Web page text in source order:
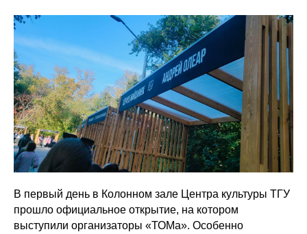
В первый день в Колонном зале Центра культуры ТГУ
прошло официальное открытие, на котором
выступили организаторы «ТОМа». Особенно